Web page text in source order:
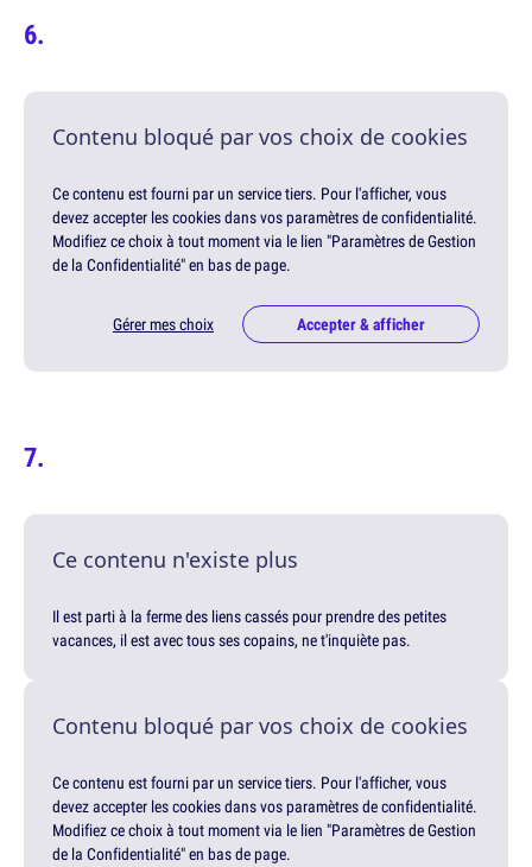
Contenu bloqué par vos choix de cookies
Ce contenu est fourni par un service tiers. Pour l'afficher, vous
devez accepter les cookies dans vos paramètres de confidentialité.
Modifiez ce choix à tout moment via le lien "Paramètres de Gestion
de la Confidentialité" en bas de page.
Gérer mes choix Accepter & afficher
Ce contenu n'existe plus
Il est parti à la ferme des liens cassés pour prendre des petites
vacances, il est avec tous ses copains, ne t'inquiète pas.
Contenu bloqué par vos choix de cookies
Ce contenu est fourni par un service tiers. Pour l'afficher, vous
devez accepter les cookies dans vos paramètres de confidentialité.
Modifiez ce choix à tout moment via le lien "Paramètres de Gestion
de la Confidentialité" en bas de page.